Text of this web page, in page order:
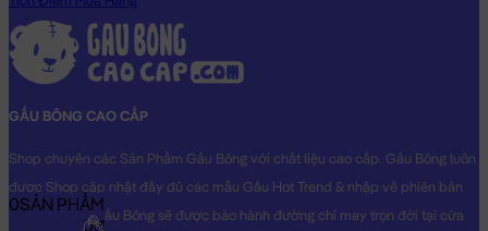
GẤU BÔNG CAO CẤP
Shop chuyên các Sản Phẩm Gấu Bông với chất liệu cao cấp. Gấu Bông luôn
được Shop cập nhật đầy đủ các mẫu Gấu Hot Trend & nhập về phiên bản
Original nhất. Gấu Bông sẽ được bảo hành đường chỉ may trọn đời tại cửa
0SẢN PHẨM
0₫